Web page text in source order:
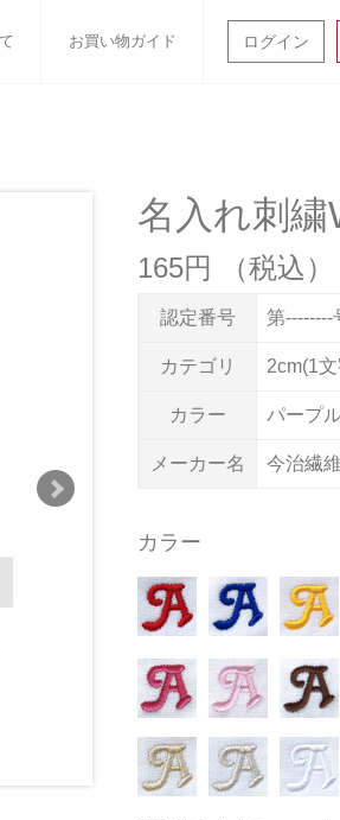
お買い物ガイド ログイン
オーガニック
衣類
名入れ刺
165円
認定番号 第--------
カテゴリ 2cm(1
カラー パープ
メーカー名 今治繊
カラー